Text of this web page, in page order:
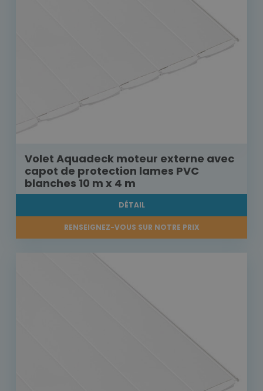
Volet Aquadeck moteur externe avec
capot de protection lames PVC
blanches 10 m x 4 m
DÉTAIL
RENSEIGNEZ-VOUS SUR NOTRE PRIX